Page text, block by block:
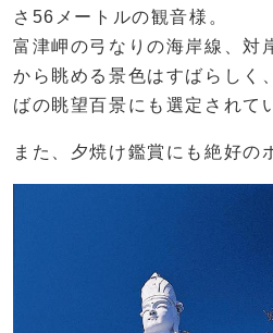
さ56メートルの観音様。
富津岬の弓なりの海岸線、対
から眺める景色はすばらしく
ばの眺望百景にも選定されて
また、夕焼け鑑賞にも絶好の